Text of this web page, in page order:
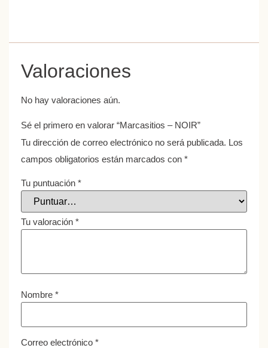
Valoraciones
No hay valoraciones aún.
Sé el primero en valorar “Marcasitios – NOIR”
Tu dirección de correo electrónico no será publicada. Los
campos obligatorios están marcados con *
Tu puntuación *
Tu valoración *
Nombre *
Correo electrónico *